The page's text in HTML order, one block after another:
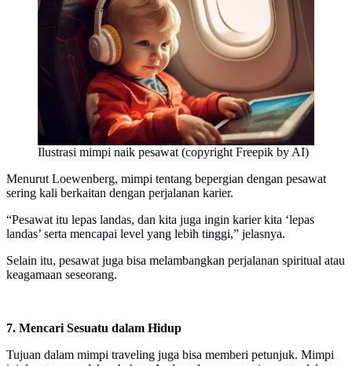
Ilustrasi mimpi naik pesawat (copyright Freepik by AI)
Menurut Loewenberg, mimpi tentang bepergian dengan pesawat
sering kali berkaitan dengan perjalanan karier.
“Pesawat itu lepas landas, dan kita juga ingin karier kita ‘lepas
landas’ serta mencapai level yang lebih tinggi,” jelasnya.
Selain itu, pesawat juga bisa melambangkan perjalanan spiritual atau
keagamaan seseorang.
7. Mencari Sesuatu dalam Hidup
Tujuan dalam mimpi traveling juga bisa memberi petunjuk. Mimpi